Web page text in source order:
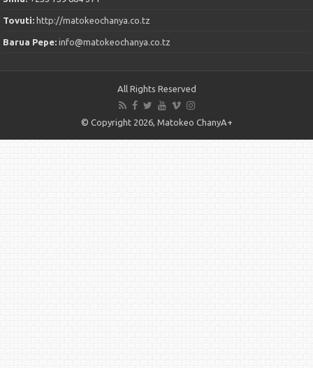
Tovuti: http://matokeochanya.co.tz
Barua Pepe:info@matokeochanya.co.tz
All Rights Reserved
© Copyright 2026, Matokeo ChanyA+